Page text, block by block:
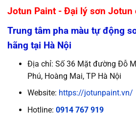
Jotun Paint - Đại lý sơn Jotun
Trung tâm pha màu tự động
hãng tại Hà Nội
Địa chỉ: Số 36 Mặt đường Đỗ
Phú, Hoàng Mai, TP Hà Nội
Website: https://jotunpaint.vn/
Hotline: 0914 767 919